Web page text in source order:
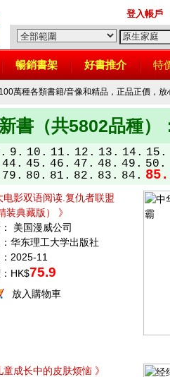
登入帳戶
暢銷書架 好書推介 特
萬種各類書籍/音像和精品，正品正價，
書（共5802品種）
9. 10. 11. 12. 13. 14. 15.
44. 45. 46. 47. 48. 49. 50.
79. 80. 81. 82. 83. 84. 85.
电影双语阅读.复仇者联盟
装典藏版） 》
美国漫威公司
华东理工大学出版社
2025-11
HK$75.9
放入購物車
童成长中的皮肤烦恼 》